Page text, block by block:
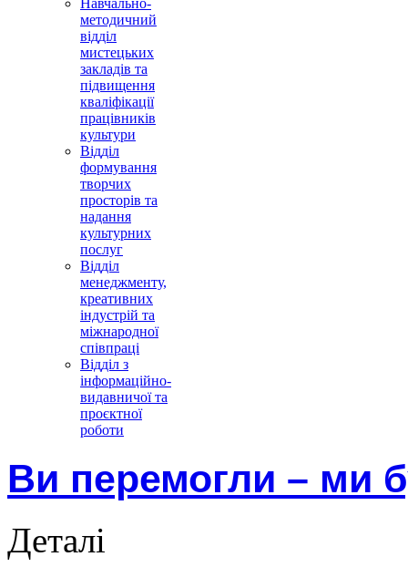
Навчально-
методичний
відділ
мистецьких
закладів та
підвищення
кваліфікації
працівників
культури
Відділ
формування
творчих
просторів та
надання
культурних
послуг
Відділ
менеджменту,
креативних
індустрій та
міжнародної
співпраці
Відділ з
інформаційно-
видавничої та
проєктної
роботи
Ви перемогли – ми
Деталі